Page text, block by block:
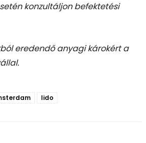
konzultáljon befektetési
eredendő anyagi károkért a
lido